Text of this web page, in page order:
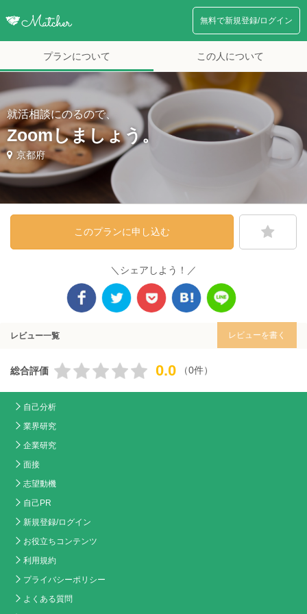
無料で新規登録/ログイン
プランについて この人について
就活相談にのるので、
Zoomしましょう。
京都府
このプランに申し込む
＼シェアしよう！／
レビュー一覧 レビューを書く
総合評価 0.0 （0件）
自己分析
業界研究
企業研究
面接
志望動機
自己PR
新規登録/ログイン
お役立ちコンテンツ
利用規約
プライバシーポリシー
よくある質問